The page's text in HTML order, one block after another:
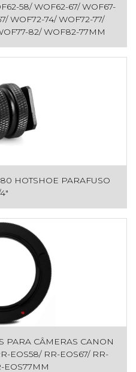
58/ WOF62-67/ WOF67-
WOF72-74/ WOF72-77/
82/ WOF82-77MM
HOTSHOE PARAFUSO
PARA CÂMERAS CANON
EOS58/ RR-EOS67/ RR-
EOS77MM